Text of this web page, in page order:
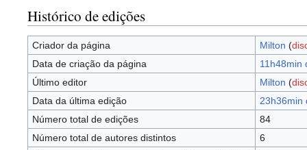
Histórico de edições
Criador da página Milton (
Data de criação da página
11h48min
Último editor
Milton (
Data da última edição
23h36min
Número total de edições
84
Número total de autores distintos
6